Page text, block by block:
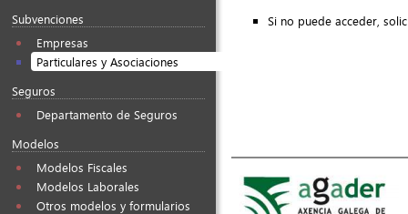
Subvenciones
Empresas
Particulares y Asociaciones
Seguros
Departamento de Seguros
Modelos
Modelos Fiscales
Modelos Laborales
Otros modelos y formularios
Si no puede acceder,